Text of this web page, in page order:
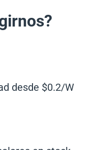
desde $0.2/W